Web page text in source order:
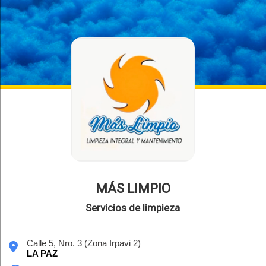
MÁS LIMPIO
Servicios de limpieza
Calle 5, Nro. 3 (Zona Irpavi 2)
LA PAZ